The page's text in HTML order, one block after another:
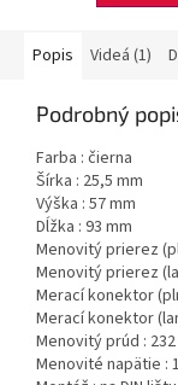
Popis Videá (1)
Podrobný
Farba : čierna
Šírka : 25,5 mm
Výška : 57 mm
Dĺžka : 93 mm
Menovitý prierez
Menovitý prierez
Merací konektor
Merací konektor
Menovitý prúd : 232
Menovité napätie :